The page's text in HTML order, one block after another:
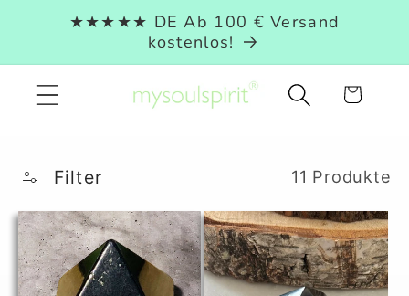
zum★★★★★ DE Ab 100 € Versand
kostenlos!
Warenkorb
Filter 11 Produkte